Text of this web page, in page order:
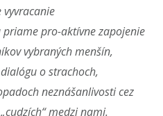
vyvracanie
pro-aktívne zapojenie
vybraných menšín,
o strachoch,
neznášanlivosti cez
medzi nami.